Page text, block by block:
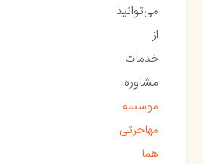
می‌توانید
از
خدمات
مشاوره
موسسه
مهاجرتی
هما